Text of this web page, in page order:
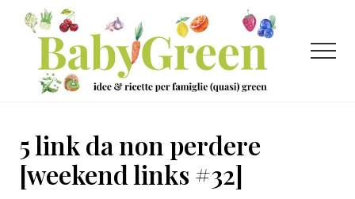
Menu
Passa
contenuto
principale
Passa
laterale
primaria
Passa
ricette
per
Menu
5 link da non perdere
[weekend links #32]